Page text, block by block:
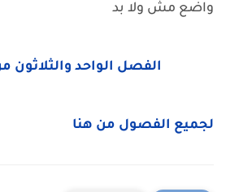
واضع مش ولا بد
الفصل الواحد والثلاثون
لجميع الفصول من هنا